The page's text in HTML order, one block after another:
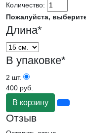
Количество:
Пожалуйста,
Длина*
В упаковке*
2 шт.
400 руб.
В корзину
Отзыв